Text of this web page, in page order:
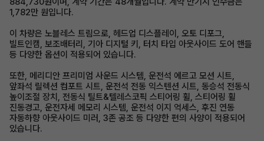
1,782만 원입니다.
이 차량은 노블레스 트림으로, 헤드업 디스플레이, 오토 디포그,
빌트인캠, 보조배터리, 기아 디지털 키, 터치 타입 아웃사이드 도어 핸들
등 다양한 옵션이 적용되어 있습니다.
또한, 메리디안 프리미엄 사운드 시스템, 운전석 에르고 모션 시트,
앞좌석 릴렉션 컴포트 시트, 운전석 전동 익스텐션 시트, 동승석 전동식
높이조절 장치, 전동식 틸트&텔레스코픽 스티어링 휠, 스티어링 휠
진동경고, 운전자세 메모리 시스템, 운전석 이지 억세스, 후진 연동
자동하향 아웃사이드 미러, 3존 공조 등 다양한 편의 사양이 적용되어
있습니다.